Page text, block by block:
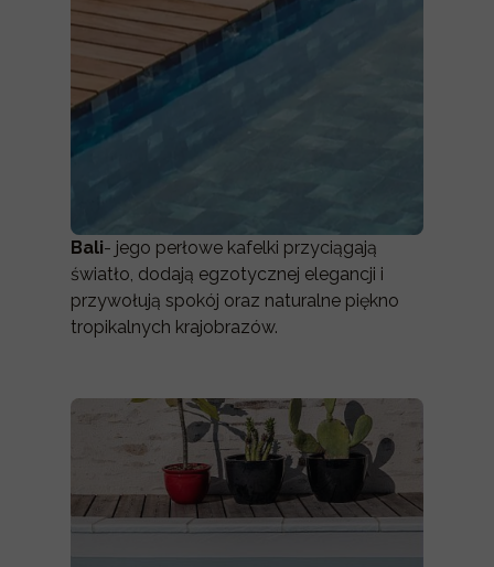
Bali- jego perłowe kafelki przyciągają
światło, dodają egzotycznej elegancji i
przywołują spokój oraz naturalne piękno
tropikalnych krajobrazów.